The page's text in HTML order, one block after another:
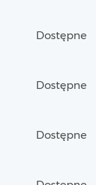
Dostępne
Dostępne
Dostępne